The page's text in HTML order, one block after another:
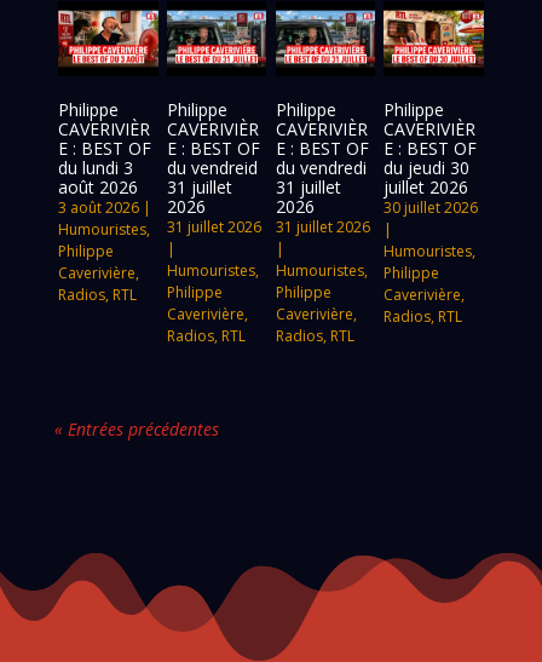
Philippe
CAVERIVIÈR
E : BEST OF
du lundi 3
août 2026
3 août 2026 |
Humouristes,
Philippe
Caverivière,
Radios, RTL
Philippe
CAVERIVIÈR
E : BEST OF
du vendreid
31 juillet
2026
31 juillet 2026
|
Humouristes,
Philippe
Caverivière,
Radios, RTL
Philippe
CAVERIVIÈR
E : BEST OF
du vendredi
31 juillet
2026
31 juillet 2026
|
Humouristes,
Philippe
Caverivière,
Radios, RTL
Philippe
CAVERIVIÈR
E : BEST OF
du jeudi 30
juillet 2026
30 juillet 2026
|
Humouristes,
Philippe
Caverivière,
Radios, RTL
« Entrées précédentes